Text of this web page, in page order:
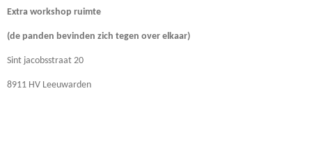
Extra workshop ruimte
(de panden bevinden zich tegen over elkaar)
Sint jacobsstraat 20
8911 HV Leeuwarden